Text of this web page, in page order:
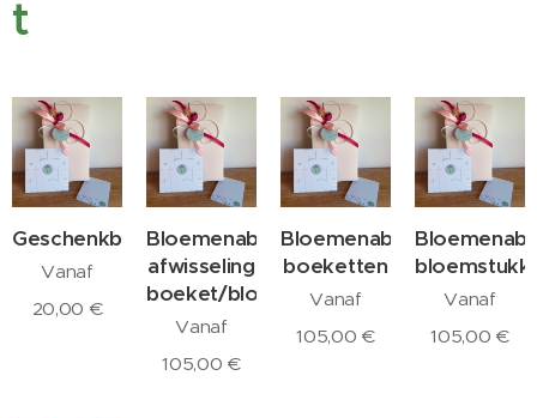
t
Geschenkbon
Vanaf
20,00 €
Bloemenabonnement:
afwisseling
boeket/bloemstuk
Vanaf
105,00 €
Bloemenabonnement:
boeketten
Vanaf
105,00 €
Vanaf
105,00 €